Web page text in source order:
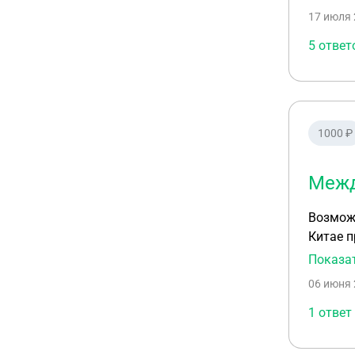
17 июля
5
1000 ₽
Возможно
Китае
контракту, а
06 июня
1 ответ